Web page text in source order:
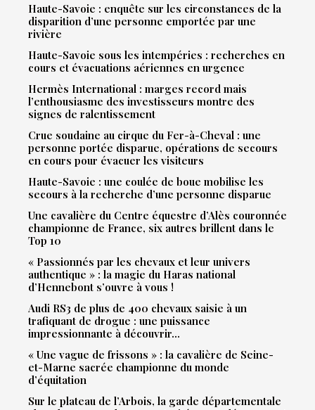
Haute-Savoie : enquête sur les circonstances de la
disparition d’une personne emportée par une
rivière
Haute-Savoie sous les intempéries : recherches en
cours et évacuations aériennes en urgence
Hermès International : marges record mais
l’enthousiasme des investisseurs montre des
signes de ralentissement
Crue soudaine au cirque du Fer-à-Cheval : une
personne portée disparue, opérations de secours
en cours pour évacuer les visiteurs
Haute-Savoie : une coulée de boue mobilise les
secours à la recherche d’une personne disparue
Une cavalière du Centre équestre d’Alès couronnée
championne de France, six autres brillent dans le
Top 10
« Passionnés par les chevaux et leur univers
authentique » : la magie du Haras national
d’Hennebont s’ouvre à vous !
Audi RS3 de plus de 400 chevaux saisie à un
trafiquant de drogue : une puissance
impressionnante à découvrir…
« Une vague de frissons » : la cavalière de Seine-
et-Marne sacrée championne du monde
d’équitation
Sur le plateau de l’Arbois, la garde départementale